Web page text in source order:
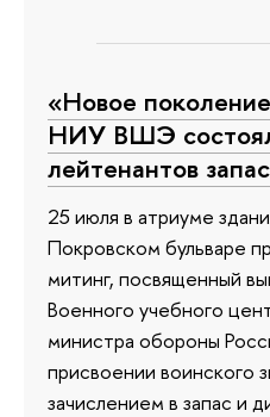
«Новое
НИУ ВШЭ
лейтенантов
25 июля в атриуме
Покровском бульваре
митинг, посвященный
Военного учебного
министра обороны
присвоении воинского
зачислением в запас и